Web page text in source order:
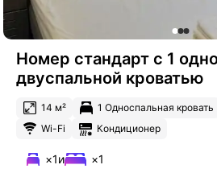
Номер стандарт с 1
двуспальной кроватью
14 м² 1 Односпальная кровать
Wi-Fi
Кондиционер
×1и ×1